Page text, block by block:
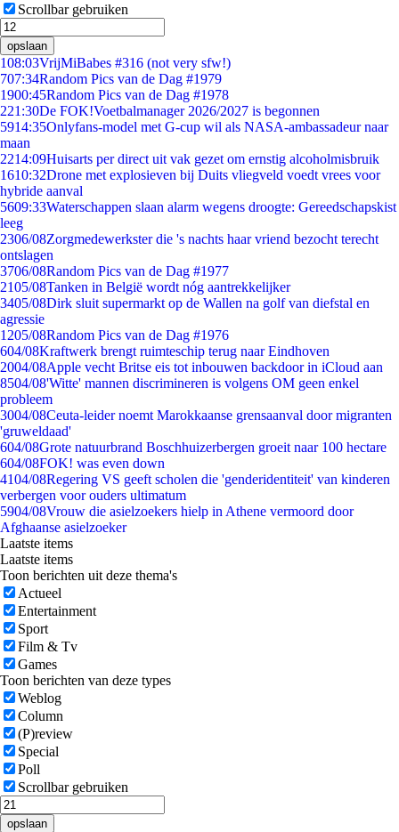
Scrollbar gebruiken
opslaan
108:03VrijMiBabes #316 (not very sfw!)
707:34Random Pics van de Dag #1979
1900:45Random Pics van de Dag #1978
221:30De FOK!Voetbalmanager 2026/2027 is begonnen
5914:35Onlyfans-model met G-cup wil als NASA-ambassadeur naar
maan
2214:09Huisarts per direct uit vak gezet om ernstig alcoholmisbruik
1610:32Drone met explosieven bij Duits vliegveld voedt vrees voor
hybride aanval
5609:33Waterschappen slaan alarm wegens droogte: Gereedschapskist
leeg
2306/08Zorgmedewerkster die 's nachts haar vriend bezocht terecht
ontslagen
3706/08Random Pics van de Dag #1977
2105/08Tanken in België wordt nóg aantrekkelijker
3405/08Dirk sluit supermarkt op de Wallen na golf van diefstal en
agressie
1205/08Random Pics van de Dag #1976
604/08Kraftwerk brengt ruimteschip terug naar Eindhoven
2004/08Apple vecht Britse eis tot inbouwen backdoor in iCloud aan
8504/08'Witte' mannen discrimineren is volgens OM geen enkel
probleem
3004/08Ceuta-leider noemt Marokkaanse grensaanval door migranten
'gruweldaad'
604/08Grote natuurbrand Boschhuizerbergen groeit naar 100 hectare
604/08FOK! was even down
4104/08Regering VS geeft scholen die 'genderidentiteit' van kinderen
verbergen voor ouders ultimatum
5904/08Vrouw die asielzoekers hielp in Athene vermoord door
Afghaanse asielzoeker
Laatste items
Laatste items
Toon berichten uit deze thema's
Actueel
Entertainment
Sport
Film & Tv
Games
Toon berichten van deze types
Weblog
Column
(P)review
Special
Poll
Scrollbar gebruiken
opslaan